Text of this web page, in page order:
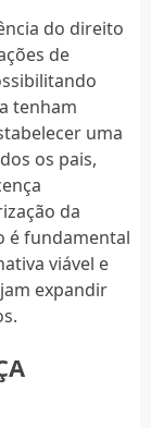
do direito
de
tenham
uma
os pais,
da
é fundamental
viável e
expandir